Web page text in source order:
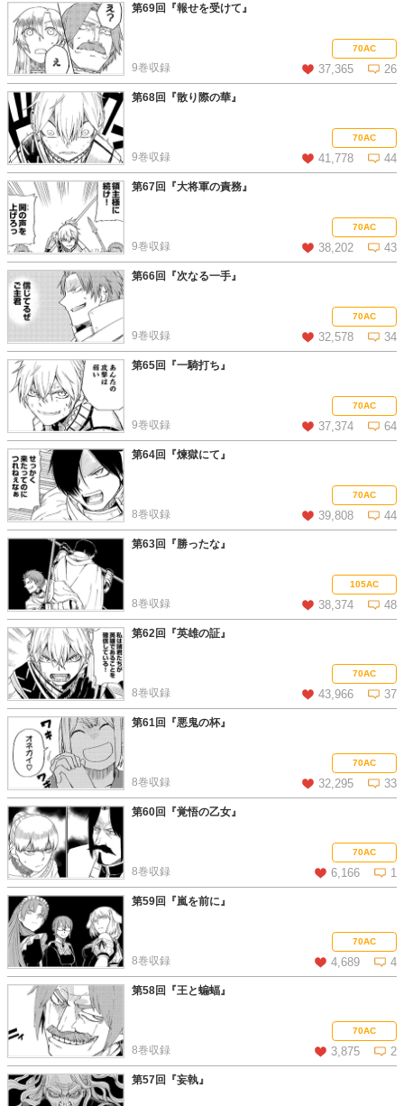
この話を読む コメントを見る
第69回『報せを受けて』
70AC
37,365 26
9巻収録
この話を読む コメントを見る
第68回『散り際の華』
70AC
41,778 44
9巻収録
この話を読む コメントを見る
第67回『大将軍の責務』
70AC
38,202 43
9巻収録
この話を読む コメントを見る
第66回『次なる一手』
70AC
32,578 34
9巻収録
この話を読む コメントを見る
第65回『一騎打ち』
70AC
37,374 64
9巻収録
この話を読む コメントを見る
第64回『煉獄にて』
70AC
39,808 44
8巻収録
この話を読む コメントを見る
第63回『勝ったな』
105AC
38,374 48
8巻収録
この話を読む コメントを見る
第62回『英雄の証』
70AC
43,966 37
8巻収録
この話を読む コメントを見る
第61回『悪鬼の杯』
70AC
32,295 33
8巻収録
この話を読む コメントを見る
第60回『覚悟の乙女』
70AC
6,166 1
8巻収録
この話を読む コメントを見る
第59回『嵐を前に』
70AC
4,689 4
8巻収録
この話を読む コメントを見る
第58回『王と蝙蝠』
70AC
3,875 2
8巻収録
第57回『妄執』